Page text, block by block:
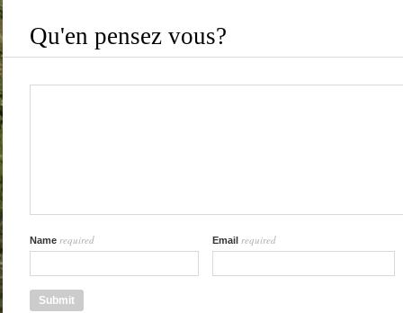
Qu'en pensez vous?
Name required Email required